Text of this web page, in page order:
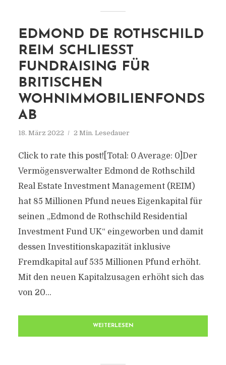
EDMOND DE ROTHSCHILD
REIM SCHLIESST F
UNDRAISING FÜR B
RITISCHEN W
OHNIMMOBILIENFONDS A
B
18. März 2022 2 Min. Lesedauer
Click to rate this post![Total: 0 Average: 0]Der
Vermögensverwalter Edmond de Rothschild
Real Estate Investment Management (REIM)
hat 85 Millionen Pfund neues Eigenkapital für
seinen „Edmond de Rothschild Residential
Investment Fund UK“ eingeworben und damit
dessen Investitionskapazität inklusive
Fremdkapital auf 535 Millionen Pfund erhöht.
Mit den neuen Kapitalzusagen erhöht sich das
von 20...
WEITERLESEN